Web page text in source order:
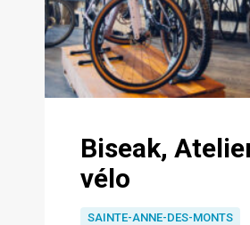
Biseak,
vélo
SAINTE-ANNE-DES-MONTS